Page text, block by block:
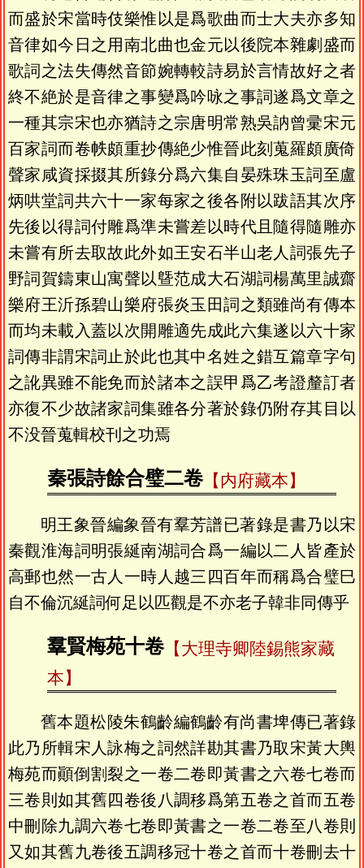
而盛於宋當時伎樂惟以是爲歌曲而士大夫亦多知
音律如今日之用南北曲也金元以後院本雜劇盛而
歌詞之法失傳然音節婉轉較詩易於言情故好之者
終不絶於是音律之事變爲吟咏之事詞遂爲文章之
一種其宗宋也亦猶詩之宗唐明常熟吳訥曾彚宋元
百家詞而卷帙頗重抄傳絶少惟晉此刻蒐羅頗廣倚
聲家咸資採掇其所錄分爲六集自晏殊珠玉詞至盧
炳哄堂詞共六十一家每家之後各附以跋語其次序
先後以得詞付雕爲準未嘗差以時代且隨得隨雕亦
未嘗有所去取故此外如王安石半山老人詞張先子
野詞賀鑄東山寓聲以曁范成大石湖詞楊萬里誠齋
樂府王沂孫碧山樂府張炎玉田詞之類雖尚有傳本
而均未載入蓋以次開雕適先成此六集遂以六十家
詞傳非謂宋詞止於此也其中名姓之錯互篇章字句
之訛異雖不能免而於諸本之誤甲爲乙考證釐訂者
亦復不少故諸家詞集雖各分著於錄仍附存其目以
不没晉蒐輯校刊之功焉
秦張詩餘合璧二卷【内府藏本】
明王象晉編象晉有羣芳譜已著錄是書乃以宋
秦觀淮海詞明張綖南湖詞合爲一編以二人皆產於
高郵也然一古人一時人越三四百年而稱爲合璧巳
自不倫沉綖詞何足以匹觀是不亦老子韓非同傳乎
羣賢梅苑十卷【大理寺卿陸錫熊家藏
本】
舊本題松陵朱鶴齡編鶴齡有尚書埤傳已著錄
此乃所輯宋人詠梅之詞然詳勘其書乃取宋黃大輿
梅苑而顚倒割裂之一卷二卷即黃書之六卷七卷而
三卷則如其舊四卷後八調移爲第五卷之首而五卷
中刪除九調六卷七卷即黃書之一卷二卷至八卷則
又如其舊九卷後五調移冠十卷之首而十卷刪去十